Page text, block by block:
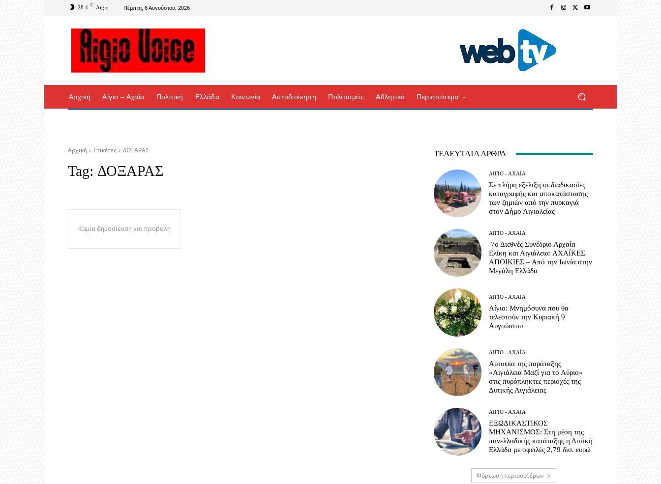
28.4 C Aigio Πέμπτη, 6 Αυγούστου, 2026
Αρχική Αίγιο – Αχαΐα Πολιτική Ελλάδα Κοινωνία Αυτοδιοίκηση Πολιτισμός Αθλητικά Περισσότερα
Αρχική Ετικέτες ΔΟΞΑΡΑΣ
Tag: ΔΟΞΑΡΑΣ
Καμία δημοσίευση για προβολή
ΤΕΛΕΥΤΑΊΑ ΆΡΘΡΑ
ΑΊΓΙΟ - ΑΧΑΪ́Α
Σε πλήρη εξέλιξη οι διαδικασίες
καταγραφής και αποκατάστασης
των ζημιών από την πυρκαγιά
στον Δήμο Αιγιαλείας
ΑΊΓΙΟ - ΑΧΑΪ́Α
7ο Διεθνές Συνέδριο Αρχαία
Ελίκη και Αιγιάλεια: ΑΧΑΪΚΕΣ
ΑΠΟΙΚΙΕΣ – Από την Ιωνία στην
Μεγάλη Ελλάδα
ΑΊΓΙΟ - ΑΧΑΪ́Α
Αίγιο: Μνημόσυνα που θα
τελεστούν την Κυριακή 9
Αυγούστου
ΑΊΓΙΟ - ΑΧΑΪ́Α
Αυτοψία της παράταξης
«Αιγιάλεια Μαζί για το Αύριο»
στις πυρόπληκτες περιοχές της
Δυτικής Αιγιάλειας
ΑΊΓΙΟ - ΑΧΑΪ́Α
ΕΞΩΔΙΚΑΣΤΙΚΟΣ
ΜΗΧΑΝΙΣΜΟΣ: Στη μέση της
πανελλαδικής κατάταξης η Δυτική
Ελλάδα με οφειλές 2,79 δισ. ευρώ
Φόρτωση περισσοτέρων